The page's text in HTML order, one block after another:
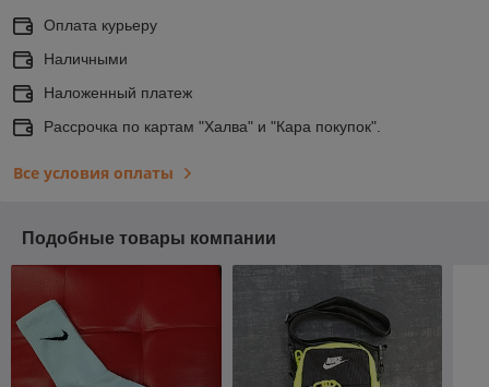
Оплата курьеру
Наличными
Наложенный платеж
Рассрочка по картам "Халва" и "Кара покупок".
Все условия оплаты
Подобные товары компании